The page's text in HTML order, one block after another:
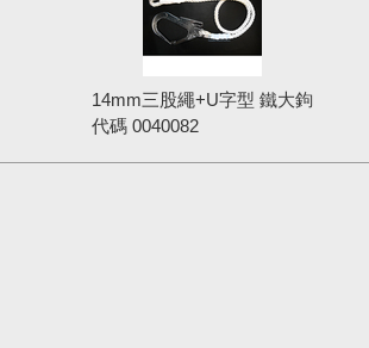
14mm三股繩+U字型 鐵大鉤
代碼 0040082